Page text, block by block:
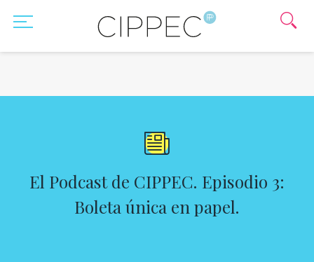
El Podcast de CIPPEC. Episodio 3:
Boleta única en papel.